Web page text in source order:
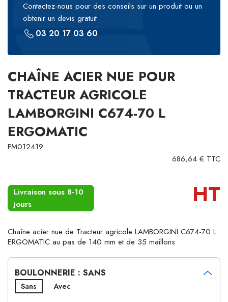
Contactez-nous pour des conseils sur un produit ou un
obtenir un devis gratuit
03 20 17 03 60
CHAÎNE ACIER NUE POUR
TRACTEUR AGRICOLE
LAMBORGINI C674-70 L
ERGOMATIC
FM012419
686,64 € TTC
Livraison sous 8-10
jours
HT
Chaîne acier nue de Tracteur agricole LAMBORGINI C674-70 L
ERGOMATIC au pas de 140 mm et de 35 maillons
BOULONNERIE : SANS
Sans Avec